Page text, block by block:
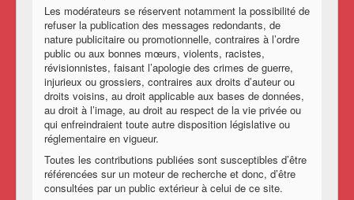
Les modérateurs se réservent notamment la possibilité de
refuser la publication des messages redondants, de
nature publicitaire ou promotionnelle, contraires à l’ordre
public ou aux bonnes mœurs, violents, racistes,
révisionnistes, faisant l’apologie des crimes de guerre,
injurieux ou grossiers, contraires aux droits d’auteur ou
droits voisins, au droit applicable aux bases de données,
au droit à l’image, au droit au respect de la vie privée ou
qui enfreindraient toute autre disposition législative ou
réglementaire en vigueur.
Toutes les contributions publiées sont susceptibles d’être
référencées sur un moteur de recherche et donc, d’être
consultées par un public extérieur à celui de ce site.